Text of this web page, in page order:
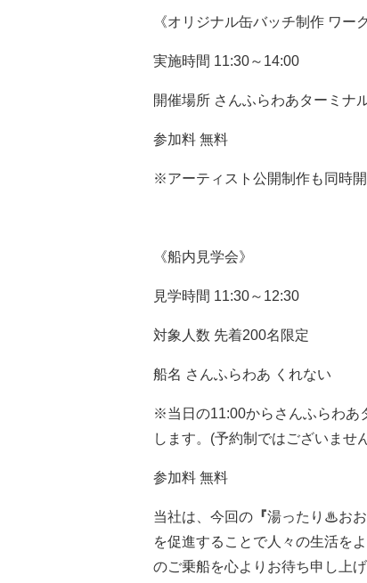
《オリジナル缶バッチ制作 ワー
実施時間 11:30～14:00
開催場所 さんふらわあターミナ
参加料 無料
※アーティスト公開制作も同時開
《船内見学会》
見学時間 11:30～12:30
対象人数 先着200名限定
船名 さんふらわあ くれない
※当日の11:00からさんふらわあ
します。(予約制ではございませ
参加料 無料
当社は、今回の 『湯ったり♨おお
を促進することで人々の生活を
のご乗船を心よりお待ち申し上